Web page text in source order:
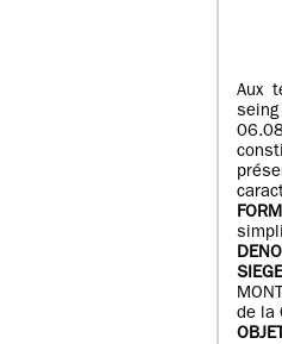
Aux
SIEGE
de la